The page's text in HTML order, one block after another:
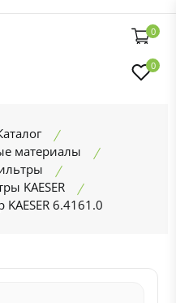
0
0
материалы
KAESER
6.4161.0